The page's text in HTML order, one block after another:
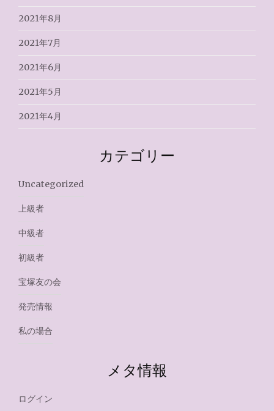
2021年8月
2021年7月
2021年6月
2021年5月
2021年4月
カテゴリー
Uncategorized
上級者
中級者
初級者
宝塚友の会
発売情報
私の場合
メタ情報
ログイン